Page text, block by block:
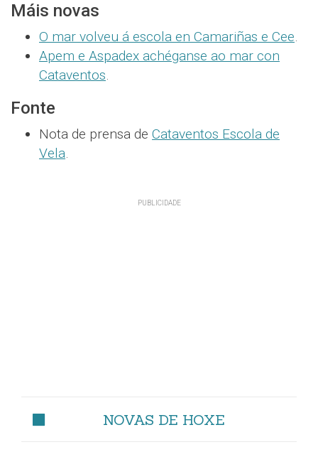
Máis novas
O mar volveu á escola en Camariñas e Cee.
Apem e Aspadex achéganse ao mar con
Cataventos.
Fonte
Nota de prensa de Cataventos Escola de
Vela.
NOVAS DE HOXE